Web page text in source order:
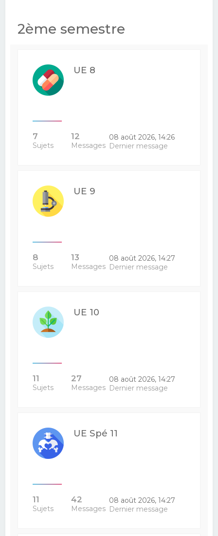
2ème semestre
UE 8
7
Sujets
12
Messages
08 août 2026, 14:26
Dernier message
UE 9
8
Sujets
13
Messages
08 août 2026, 14:27
Dernier message
UE 10
11
Sujets
27
Messages
08 août 2026, 14:27
Dernier message
UE Spé 11
11
Sujets
42
Messages
08 août 2026, 14:27
Dernier message